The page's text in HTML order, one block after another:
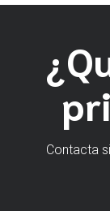
Contacta